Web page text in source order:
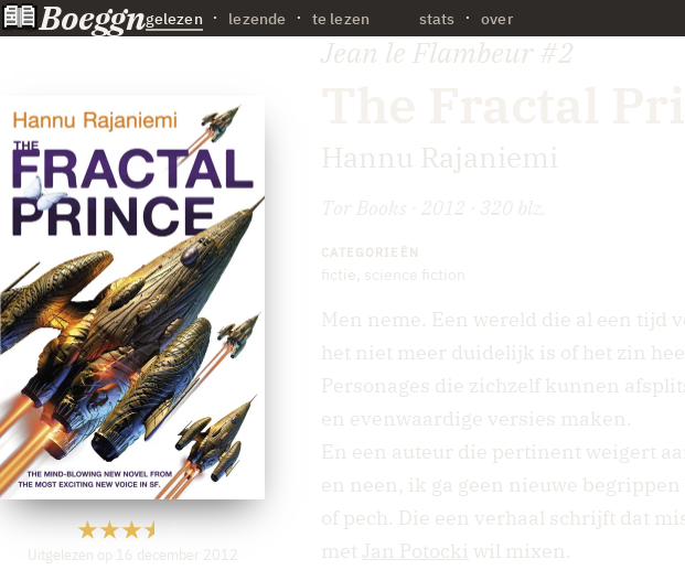
Boeggngelezen lezende te lezen stats · over
Uitgelezen op 16 december 2012
Jean le Flambeur#2
Hannu Rajaniemi
Tor Books · 2012 · 320 blz.
CATEGORIEËN
fictie science fiction
Men neme. Een wereld die al een tijd
het niet meer duidelijk is of het zin
Personages die zichzelf kunnen
en evenwaardige versies maken.
En een auteur die pertinent weigert
en neen, ik ga geen nieuwe
of pech. Die een verhaal schrijft dat
met Jan Potocki wil mixen.